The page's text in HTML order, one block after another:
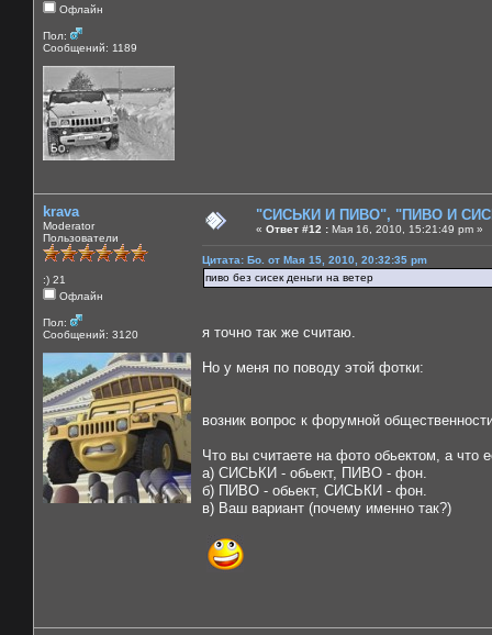
Офлайн
Пол:
Сообщений: 1189
krava
Moderator
Пользователи
:) 21
Офлайн
Пол:
Сообщений: 3120
"СИСЬКИ И ПИВО", "ПИВО И
« Ответ #12 : Мая 16, 2010, 15:21:49 pm »
Цитата: Бо. от Мая 15, 2010, 20:32:35 pm
пиво без сисек деньги на ветер
я точно так же считаю.
Но у меня по поводу этой фотки:
возник вопрос к форумной
Что вы считаете на фото обьектом, а что
а) СИСЬКИ - обьект, ПИВО - фон.
б) ПИВО - обьект, СИСЬКИ - фон.
в) Ваш вариант (почему именно так?)